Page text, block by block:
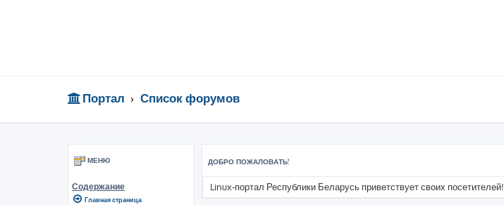
Портал Список форумов
ДОБРО ПОЖАЛОВАТЬ!
Linux-портал Республики Беларусь приветствует своих посетителей!
МЕНЮ
Содержание
Главная страница